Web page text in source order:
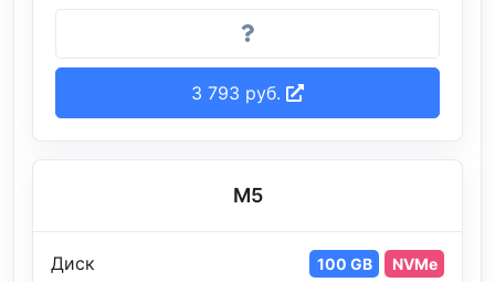
3 793 руб.
M5
Диск 100 GB NVMe